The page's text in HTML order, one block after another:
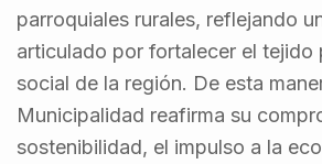
parroquiales rurales, reflejando
articulado por fortalecer el
social de la región. De esta
Municipalidad reafirma su
sostenibilidad, el impulso a la